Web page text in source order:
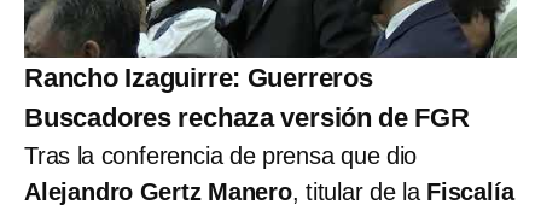
Rancho Izaguirre: Guerreros
Buscadores rechaza versión de FGR
Tras la conferencia de prensa que dio
Alejandro Gertz Manero, titular de la Fiscalía